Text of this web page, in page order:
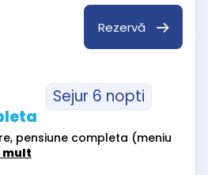
Rezervă
Sejur 6 nopti
pensiune completa (meniu
mult